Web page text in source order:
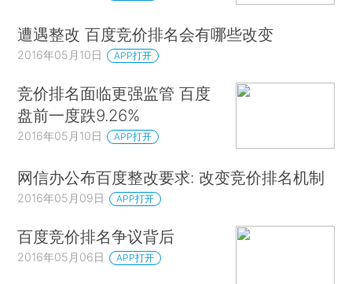
遭遇整改 百度竞价排名会有哪些改变
2016年05月10日 APP打开
竞价排名面临更强监管 百度
盘前一度跌9.26%
2016年05月10日 APP打开
网信办公布百度整改要求: 改变竞价排名机制
2016年05月09日 APP打开
百度竞价排名争议背后
2016年05月06日 APP打开